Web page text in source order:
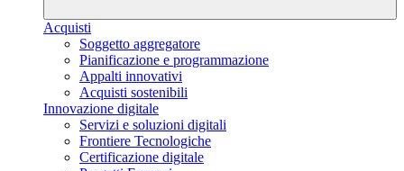
Acquisti
Soggetto aggregatore
Pianificazione e programmazione
Appalti innovativi
Acquisti sostenibili
Innovazione digitale
Servizi e soluzioni digitali
Frontiere Tecnologiche
Certificazione digitale